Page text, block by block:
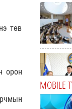
төв
орон
MOBILE